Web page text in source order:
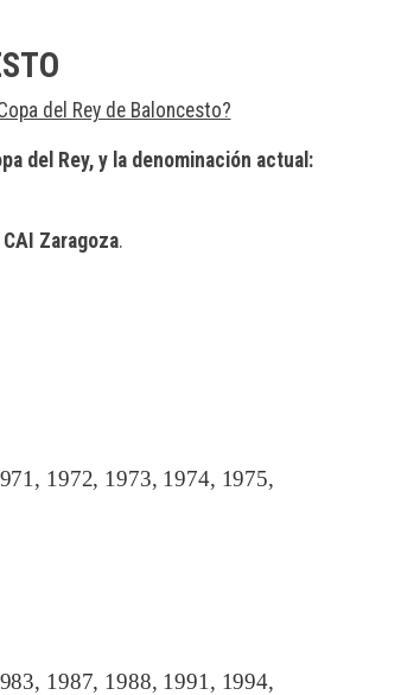
del Rey de Baloncesto?
del Rey, y la denominación actual:
Zaragoza.
1972, 1973, 1974, 1975,
1987, 1988, 1991, 1994,